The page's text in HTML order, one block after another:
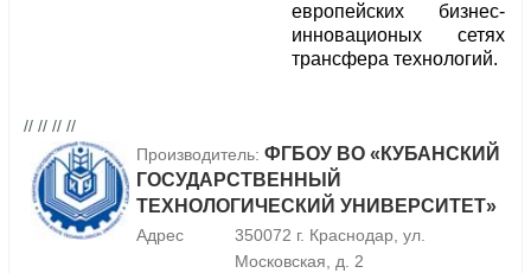
европейских бизнес-
инновационых сетях
трансфера технологий.
// // // //
Производитель: ФГБОУ ВО «КУБАНСКИЙ
ГОСУДАРСТВЕННЫЙ
ТЕХНОЛОГИЧЕСКИЙ УНИВЕРСИТЕТ»
Адрес
350072 г. Краснодар, ул.
Московская, д. 2